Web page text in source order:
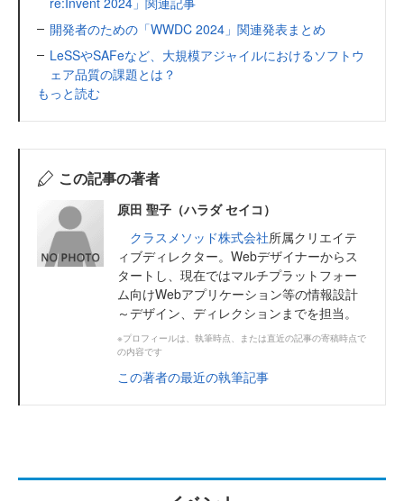
開発者のための「WWDC 2024」関連発表まとめ
LeSSやSAFeなど、大規模アジャイルにおけるソフトウ
ェア品質の課題とは？
もっと読む
この記事の著者
原田 聖子（ハラダ セイコ）
クラスメソッド株式会社所属クリエイテ
ィブディレクター。Webデザイナーからス
タートし、現在ではマルチプラットフォー
ム向けWebアプリケーション等の情報設計
～デザイン、ディレクションまでを担当。
※プロフィールは、執筆時点、または直近の記事の寄稿時点で
の内容です
この著者の最近の執筆記事